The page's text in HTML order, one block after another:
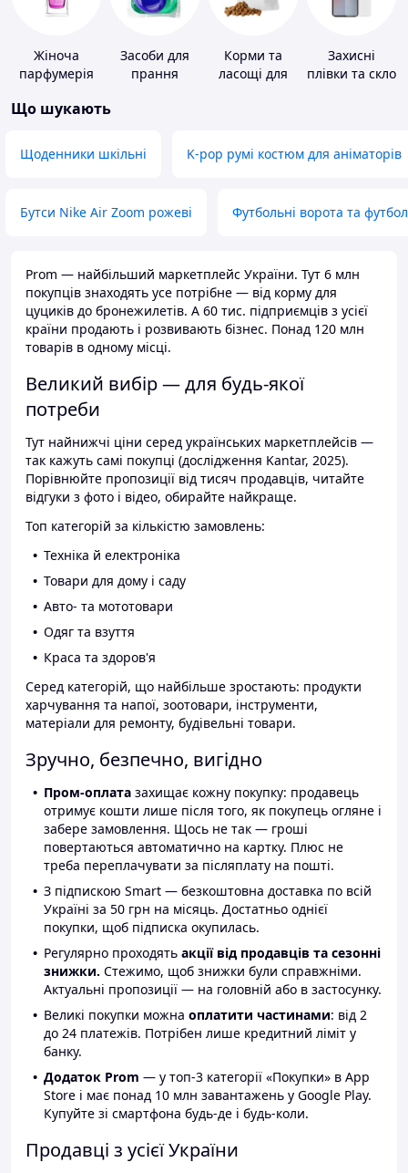
Жіноча
парфумерія
Засоби для
прання
Корми та
ласощі для
Захисні
плівки та скло
Що шукають
Щоденники шкільні K-pop румі костюм для аніматорів
Бутси Nike Air Zoom рожеві Футбольні ворота та
Prom — найбільший маркетплейс України. Тут 6 млн
покупців знаходять усе потрібне — від корму для
цуциків до бронежилетів. А 60 тис. підприємців з усієї
країни продають і розвивають бізнес. Понад 120 млн
товарів в одному місці.
Великий вибір — для будь-якої
потреби
Тут найнижчі ціни серед українських маркетплейсів —
так кажуть самі покупці (дослідження Kantar, 2025).
Порівнюйте пропозиції від тисяч продавців, читайте
відгуки з фото і відео, обирайте найкраще.
Топ категорій за кількістю замовлень:
Техніка й електроніка
Товари для дому і саду
Авто- та мототовари
Одяг та взуття
Краса та здоров'я
Серед категорій, що найбільше зростають: продукти
харчування та напої, зоотовари, інструменти,
матеріали для ремонту, будівельні товари.
Зручно, безпечно, вигідно
Пром-оплата захищає кожну покупку: продавець
отримує кошти лише після того, як покупець огляне і
забере замовлення. Щось не так — гроші
повертаються автоматично на картку. Плюс не
треба переплачувати за післяплату на пошті.
З підпискою Smart — безкоштовна доставка по всій
Україні за 50 грн на місяць. Достатньо однієї
покупки, щоб підписка окупилась.
Регулярно проходять акції від продавців та сезонні
знижки. Стежимо, щоб знижки були справжніми.
Актуальні пропозиції — на головній або в застосунку.
Великі покупки можна оплатити частинами: від 2
до 24 платежів. Потрібен лише кредитний ліміт у
банку.
Додаток Prom — у топ-3 категорії «Покупки» в App
Store і має понад 10 млн завантажень у Google Play.
Купуйте зі смартфона будь-де і будь-коли.
Продавці з усієї України